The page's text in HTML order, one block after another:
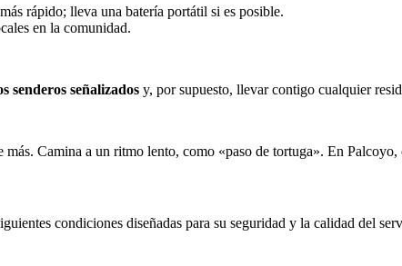
rápido; lleva una batería portátil si es posible.
en la comunidad.
senderos señalizados y, por supuesto, llevar contigo cualquier
Camina a un ritmo lento, como «paso de tortuga». En
condiciones diseñadas para su seguridad y la calidad del